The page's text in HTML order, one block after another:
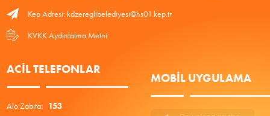
Kep Adresi: kdzereglibelediyesi@hs01.kep.tr
KVKK Aydınlatma Metni
ACIL TELEFONLAR
Alo Zabıta: 153
MOBIL UYGULAMA